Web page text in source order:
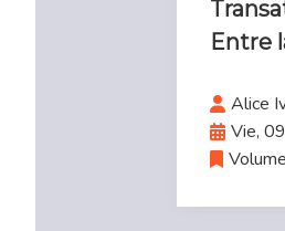
Entre
Alice
Vie,